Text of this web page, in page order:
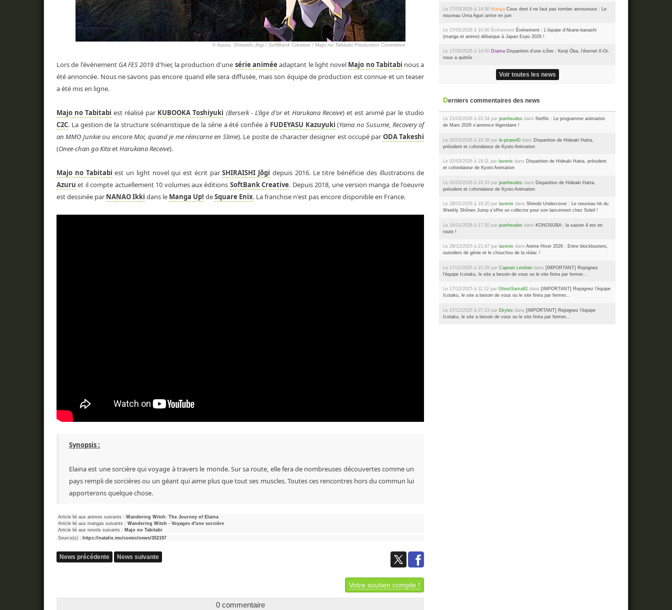
© Azuru, Shiraishi Jōgi / SoftBank Creative / Majo no Tabitabi Production Committee
Lors de l'événement GA FES 2019 d'hier, la production d'une série animée adaptant le light novel Majo no Tabitabi nous a
été annoncée. Nous ne savons pas encore quand elle sera diffusée, mais son équipe de production est connue et un teaser
a été mis en ligne.
Majo no Tabitabi est réalisé par KUBOOKA Toshiyuki (Berserk - L'âge d'oret Harukana Receive) et est animé par le studio
C2C. La gestion de la structure scénaristique de la série a été confiée à FUDEYASU Kazuyuki (Yama no Susume, Recovery of
an MMO Junkieou encoreMoi, quand je me réincarne en Slime). Le poste de character designer est occupé par ODA Takeshi
(Onee-chan ga KitaetHarukana Receive).
Majo no Tabitabi est un light novel qui est écrit parSHIRAISHI Jōgi depuis 2016. Le titre bénéficie des illustrations de
Azuru et il compte actuellement 10 volumes aux éditions SoftBank Creative. Depuis 2018, une version manga de l'oeuvre
est dessinée par NANAO Ikki dans le Manga Up! deSquare Enix. La franchise n'est pas encore disponible en France.
Synopsis :
Elaina est une sorcière qui voyage à travers le monde. Sur sa route, elle fera de nombreuses découvertes comme un
pays rempli de sorcières ou un géant qui aime plus que tout ses muscles. Toutes ces rencontres hors du commun lui
apporterons quelque chose.
Article lié aux animes suivants : Wandering Witch: The Journey of Elaina
Article lié aux mangas suivants : Wandering Witch - Voyages d'une sorcière
Article lié aux novels suivants : Majo no Tabitabi
Source(s) : https://natalie.mu/comic/news/352197
News précédente News suivante
Votre soutien compte !
0 commentaire
Le 27/05/2026 à 14:00 Manga Ceux dont il ne faut pas tomber amoureuse : Le
nouveau Uma Aguri arrive en juin
Le 27/05/2026 à 10:00 Événement Événement : L'équipe d'Akane-banashi
(manga et anime) débarque à Japan Expo 2026 !
Le 17/05/2026 à 14:00 Drama Disparition d'une icône : Kenji Ōba, l'éternel X-Or,
nous a quittés
Voir toutes les news
Derniers commentaires des news
Le 21/03/2026 à 22:34 parjeanheudes dans Netflix : Le programme animation
de Mars 2026 s’annonce légendaire !
Le 02/03/2026 à 19:38 par le-pirate40 dans Disparition de Hideaki Hatta,
président et cofondateur de Kyoto Animation
Le 02/03/2026 à 19:11 par lavenix dans Disparition de Hideaki Hatta, président
et cofondateur de Kyoto Animation
Le 02/03/2026 à 18:33 parjeanheudes dans Disparition de Hideaki Hatta,
président et cofondateur de Kyoto Animation
Le 28/01/2026 à 19:20 par lavenix dansShinobi Undercover : Le nouveau hit du
Weekly Shônen Jump s’offre un collector pour son lancement chez Soleil !
Le 16/01/2026 à 17:30 parjeanheudes dans KONOSUBA : la saison 4 est en
route !
Le 28/12/2025 à 21:47 par lavenix dansAnime Hiver 2026 : Entre blockbusters,
outsiders de génie et le chouchou de la rédac !
Le 17/12/2025 à 15:29 parCaptain Lesbian dans [IMPORTANT] Rejoignez
l'équipe Icotaku, le site a besoin de vous ou le site finira par fermer...
Le 17/12/2025 à 11:12 parGhostSama91 dans [IMPORTANT] Rejoignez l'équipe
Icotaku, le site a besoin de vous ou le site finira par fermer...
Le 17/12/2025 à 07:23 par Ekyles dans [IMPORTANT] Rejoignez l'équipe
Icotaku, le site a besoin de vous ou le site finira par fermer...